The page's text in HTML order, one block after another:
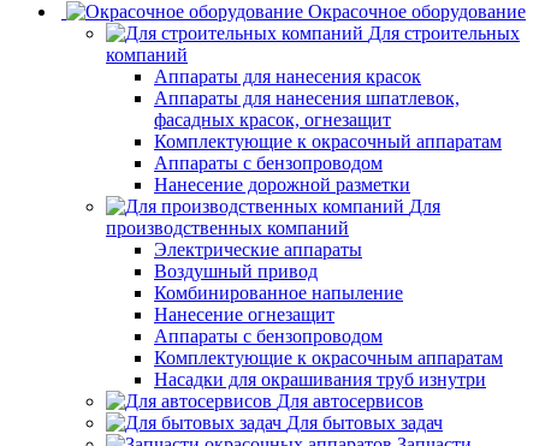
Окрасочное оборудование
Для строительных
компаний
Аппараты для нанесения красок
Аппараты для нанесения шпатлевок,
фасадных красок, огнезащит
Комплектующие к окрасочный аппаратам
Аппараты с бензопроводом
Нанесение дорожной разметки
Для
производственных компаний
Электрические аппараты
Воздушный привод
Комбинированное напыление
Нанесение огнезащит
Аппараты с бензопроводом
Комплектующие к окрасочным аппаратам
Насадки для окрашивания труб изнутри
Для автосервисов
Для бытовых задач